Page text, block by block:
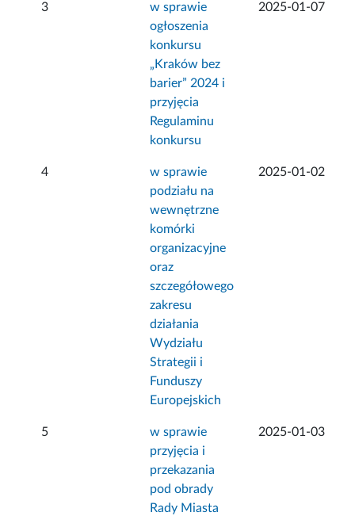
3
w sprawie
ogłoszenia
konkursu
„Kraków bez
barier” 2024 i
przyjęcia
Regulaminu
konkursu
2025-01-07
4
w sprawie
podziału na
wewnętrzne
komórki
organizacyjne
oraz
szczegółowego
zakresu
działania
Wydziału
Strategii i
Funduszy
Europejskich
2025-01-02
5
w sprawie
przyjęcia i
przekazania
pod obrady
Rady Miasta
2025-01-03